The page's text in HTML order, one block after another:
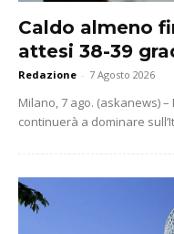
Caldo almeno
attesi 38-39
Redazione - 7 Agosto 2026
Milano, 7 ago. (askanews)
continuerà a dominare